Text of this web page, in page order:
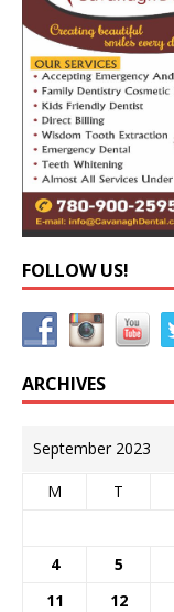
FOLLOW US!
ARCHIVES
September 2023
M T
4
5
11
12